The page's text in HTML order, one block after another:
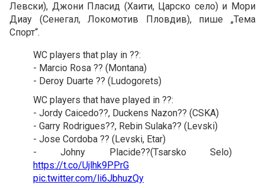
Левски), Джони Пласид (Хаити, Царско село) и Мори
Диау (Сенегал, Локомотив Пловдив), пише „Тема
Спорт“.
WC players that play in ??:
- Marcio Rosa ?? (Montana)
- Deroy Duarte ?? (Ludogorets)
WC players that have played in ??:
- Jordy Caicedo??, Duckens Nazon?? (CSKA)
- Garry Rodrigues??, Rebin Sulaka?? (Levski)
- Jose Cordoba ?? (Levski, Etar)
- Johny Placide??(Tsarsko Selo)
https://t.co/Ujlhk9PPrG
pic.twitter.com/li6JbhuzQy